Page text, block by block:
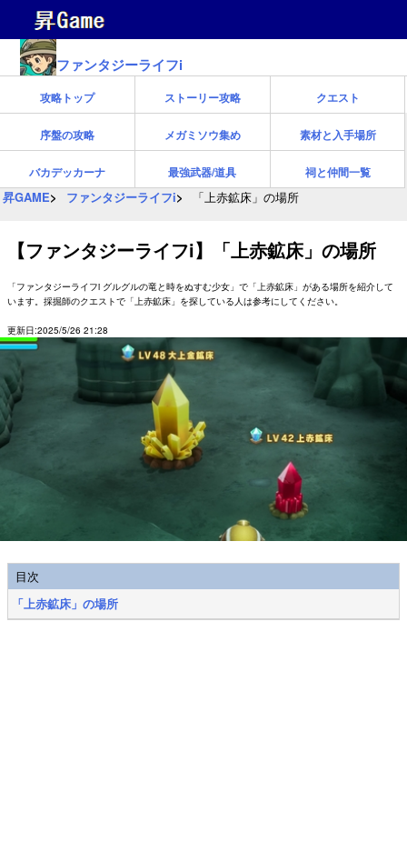
ファンタジーライフi
攻略トップ ストーリー攻略 クエスト
序盤の攻略 メガミソウ集め 素材と入手場所
バカデッカーナ 最強武器/道具 祠と仲間一覧
昇GAME ファンタジーライフi 「上赤鉱床」の場所
【ファンタジーライフi】「上赤鉱床」の場所
「ファンタジーライフi グルグルの竜と時をぬすむ少女」で「上赤鉱床」がある場所を紹介して
います。採掘師のクエストで「上赤鉱床」を探している人は参考にしてください。
更新日:2025/5/26 21:28
目次
「上赤鉱床」の場所